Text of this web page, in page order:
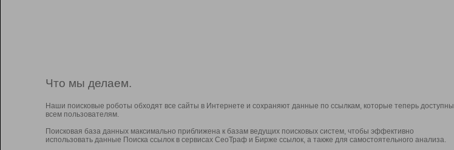
Что мы делаем.
Наши поисковые роботы обходят все сайты в Интернете и сохраняют данные по ссылкам, которые теперь доступны
всем пользователям.
Поисковая база данных максимально приближена к базам ведущих поисковых систем, чтобы эффективно
использовать данные Поиска ссылок в сервисах СеоТраф и Бирже ссылок, а также для самостоятельного анализа.